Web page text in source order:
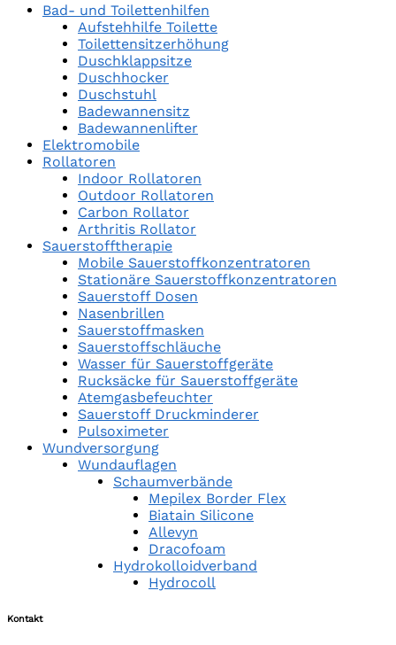
Bad- und Toilettenhilfen
Aufstehhilfe Toilette
Toilettensitzerhöhung
Duschklappsitze
Duschhocker
Duschstuhl
Badewannensitz
Badewannenlifter
Elektromobile
Rollatoren
Indoor Rollatoren
Outdoor Rollatoren
Carbon Rollator
Arthritis Rollator
Sauerstofftherapie
Mobile Sauerstoffkonzentratoren
Stationäre Sauerstoffkonzentratoren
Sauerstoff Dosen
Nasenbrillen
Sauerstoffmasken
Sauerstoffschläuche
Wasser für Sauerstoffgeräte
Rucksäcke für Sauerstoffgeräte
Atemgasbefeuchter
Sauerstoff Druckminderer
Pulsoximeter
Wundversorgung
Wundauflagen
Schaumverbände
Mepilex Border Flex
Biatain Silicone
Allevyn
Dracofoam
Hydrokolloidverband
Hydrocoll
Kontakt